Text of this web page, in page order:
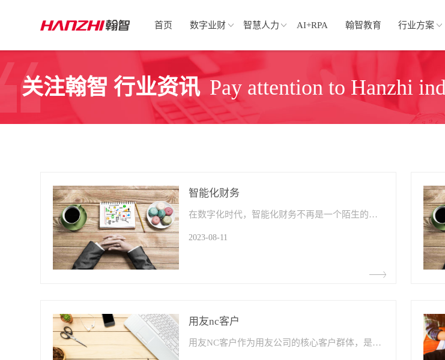
首页 数字业财 智慧人力 AI+RPA 翰智教育 行业方案
关注翰智 行业资讯 Pay attention to Hanzhi
智能化财务
在数字化时代，智能化财务​不再是一个陌生的概念，而是成为了许多先进企业的标配。它不仅仅是财务管理的自动化，更多的是对数据的深度挖掘、智能分析以及策略规划。那么，智能化财务具体是什么呢？
2023-08-11
用友nc客户
用友NC客户​作为用友公司的核心客户群体，是在各行各业中受到广泛欢迎的企业管理软件用户。用友NC凭借其全面功能支持、灵活可定制、高安全可靠性等优势，成为众多企业选择的软件。其应用领域涵盖制造业、零售业、服务业、金融业等多个领域，不论企业规模大小，都能找到适合自身需求的解决方案。